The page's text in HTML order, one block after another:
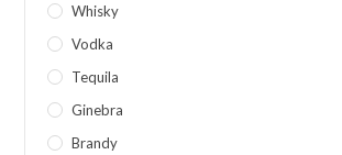
Whisky
Vodka
Tequila
Ginebra
Brandy